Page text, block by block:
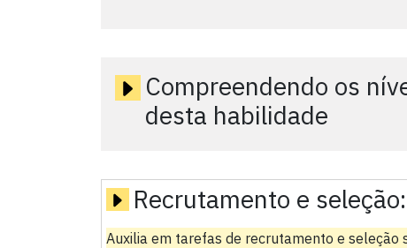
Compreendendo os
desta habilidade
Recrutamento e seleção:
Auxilia em tarefas de recrutamento e seleção